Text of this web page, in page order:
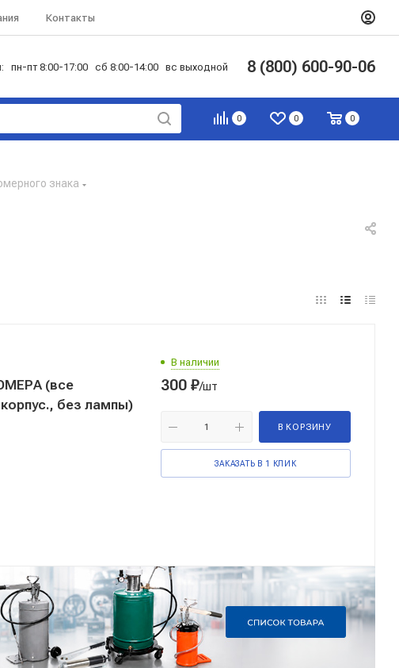
Контакты
пн-пт 8:00-17:00 сб 8:00-14:00 вс выходной 8 (800) 600-90-06
0 0 0
знака
(все
без лампы)
В наличии
300 ₽/шт
В КОРЗИНУ
ЗАКАЗАТЬ В 1 КЛИК